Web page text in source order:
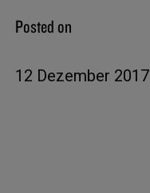
Posted on
12 Dezember 2017